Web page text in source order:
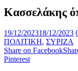
Κασσελάκης
19/12/202318/12/2023
ΠΟΛΙΤΙΚΗ, ΣΥΡΙΖΑ
Share on Facebook
Pinterest